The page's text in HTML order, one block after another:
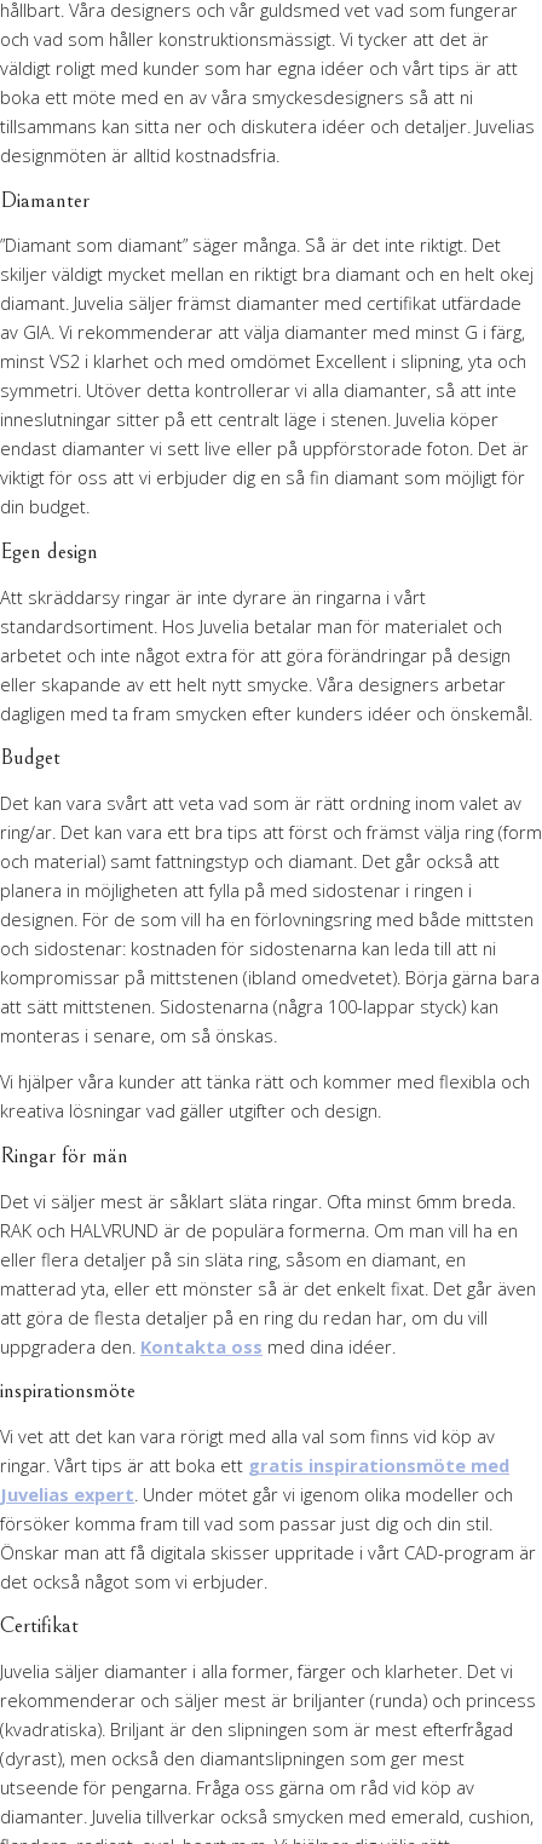
hållbart. Våra designers och vår guldsmed vet vad som fungerar
och vad som håller konstruktionsmässigt. Vi tycker att det är
väldigt roligt med kunder som har egna idéer och vårt tips är att
boka ett möte med en av våra smyckesdesigners så att ni
tillsammans kan sitta ner och diskutera idéer och detaljer. Juvelias
designmöten är alltid kostnadsfria.
Diamanter
”Diamant som diamant” säger många. Så är det inte riktigt. Det
skiljer väldigt mycket mellan en riktigt bra diamant och en helt okej
diamant. Juvelia säljer främst diamanter med certifikat utfärdade
av GIA. Vi rekommenderar att välja diamanter med minst G i färg,
minst VS2 i klarhet och med omdömet Excellent i slipning, yta och
symmetri. Utöver detta kontrollerar vi alla diamanter, så att inte
inneslutningar sitter på ett centralt läge i stenen. Juvelia köper
endast diamanter vi sett live eller på uppförstorade foton. Det är
viktigt för oss att vi erbjuder dig en så fin diamant som möjligt för
din budget.
Egen design
Att skräddarsy ringar är inte dyrare än ringarna i vårt
standardsortiment. Hos Juvelia betalar man för materialet och
arbetet och inte något extra för att göra förändringar på design
eller skapande av ett helt nytt smycke. Våra designers arbetar
dagligen med ta fram smycken efter kunders idéer och önskemål.
Budget
Det kan vara svårt att veta vad som är rätt ordning inom valet av
ring/ar. Det kan vara ett bra tips att först och främst välja ring (form
och material) samt fattningstyp och diamant. Det går också att
planera in möjligheten att fylla på med sidostenar i ringen i
designen. För de som vill ha en förlovningsring med både mittsten
och sidostenar: kostnaden för sidostenarna kan leda till att ni
kompromissar på mittstenen (ibland omedvetet). Börja gärna bara
att sätt mittstenen. Sidostenarna (några 100-lappar styck) kan
monteras i senare, om så önskas.
Vi hjälper våra kunder att tänka rätt och kommer med flexibla och
kreativa lösningar vad gäller utgifter och design.
Ringar för män
Det vi säljer mest är såklart släta ringar. Ofta minst 6mm breda.
RAK och HALVRUND är de populära formerna. Om man vill ha en
eller flera detaljer på sin släta ring, såsom en diamant, en
matterad yta, eller ett mönster så är det enkelt fixat. Det går även
att göra de flesta detaljer på en ring du redan har, om du vill
uppgradera den. Kontakta oss med dina idéer.
inspirationsmöte
Vi vet att det kan vara rörigt med alla val som finns vid köp av
ringar. Vårt tips är att boka ett gratis inspirationsmöte med
Juvelias expert . Under mötet går vi igenom olika modeller och
försöker komma fram till vad som passar just dig och din stil.
Önskar man att få digitala skisser uppritade i vårt CAD-program är
det också något som vi erbjuder.
Certifikat
Juvelia säljer diamanter i alla former, färger och klarheter. Det vi
rekommenderar och säljer mest är briljanter (runda) och princess
(kvadratiska). Briljant är den slipningen som är mest efterfrågad
(dyrast), men också den diamantslipningen som ger mest
utseende för pengarna. Fråga oss gärna om råd vid köp av
diamanter. Juvelia tillverkar också smycken med emerald, cushion,